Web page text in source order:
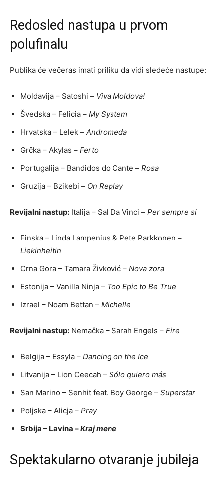
Redosled nastupa u prvom
polufinalu
Publika će večeras imati priliku da vidi sledeće nastupe:
Moldavija – Satoshi – Viva Moldova!
Švedska – Felicia – My System
Hrvatska – Lelek – Andromeda
Grčka – Akylas – Ferto
Portugalija – Bandidos do Cante – Rosa
Gruzija – Bzikebi – On Replay
Revijalni nastup: Italija – Sal Da Vinci – Per sempre si
Finska – Linda Lampenius & Pete Parkkonen –
Liekinheitin
Crna Gora – Tamara Živković – Nova zora
Estonija – Vanilla Ninja – Too Epic to Be True
Izrael – Noam Bettan – Michelle
Revijalni nastup: Nemačka – Sarah Engels – Fire
Belgija – Essyla – Dancing on the Ice
Litvanija – Lion Ceecah – Sólo quiero más
San Marino – Senhit feat. Boy George – Superstar
Poljska – Alicja – Pray
Srbija – Lavina –Kraj mene
Spektakularno otvaranje jubileja